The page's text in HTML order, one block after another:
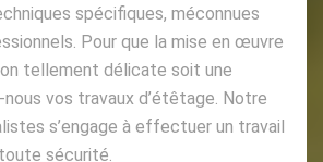
spécifiques, méconnues
Pour que la mise en œuvre
tellement délicate soit une
vos travaux d’étêtage. Notre
s’engage à effectuer un travail
sécurité.